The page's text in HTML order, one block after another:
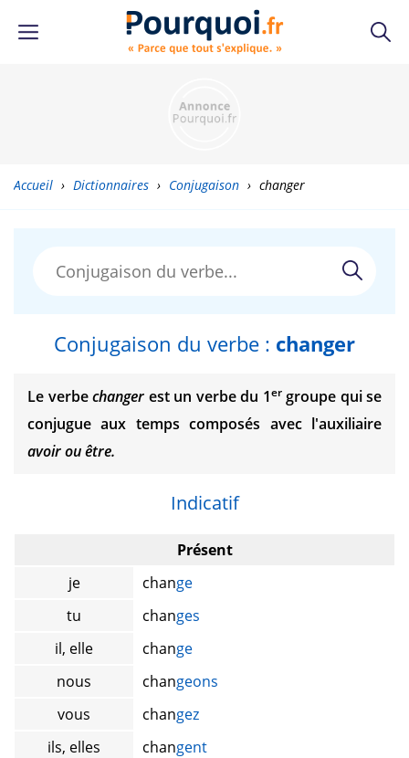
Accueil › Dictionnaires › Conjugaison › changer
Conjugaison du verbe : changer
Le verbechanger est un verbe du 1ergroupe qui se
conjugue aux temps composés avec l'auxiliaire
avoir ou être.
Indicatif
Présent
je
change
tu
changes
il, elle
change
nous
changeons
vous
changez
ils, elles
changent